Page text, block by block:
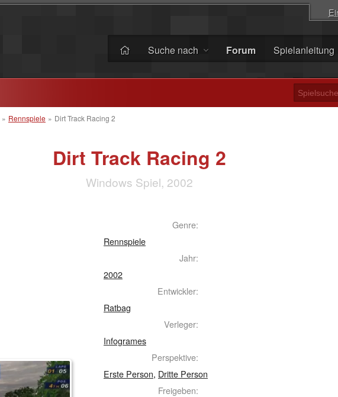
Suche nach Forum Spielanleitung
» Rennspiele » Dirt Track Racing 2
Dirt Track Racing 2
Windows Spiel, 2002
Genre:
Rennspiele
Jahr:
2002
Entwickler:
Ratbag
Verleger:
Infogrames
Perspektive:
Erste Person, Dritte Person
Freigeben: